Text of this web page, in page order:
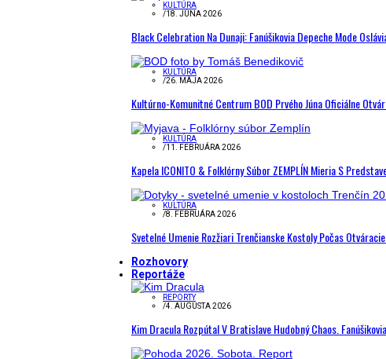
KULTÚRA
/18. JÚNA 2026
Black Celebration Na Dunaji: Fanúšikovia Depeche Mode
KULTÚRA
/26. MÁJA 2026
Kultúrno-Komunitné Centrum BOD Prvého Júna Oficiálne
KULTÚRA
/11. FEBRUÁRA 2026
Kapela ICONITO & Folklórny Súbor ZEMPLÍN Mieria S
KULTÚRA
/8. FEBRUÁRA 2026
Svetelné Umenie Rozžiari Trenčianske Kostoly Počas
Rozhovory
Reportáže
REPORTY
/4. AUGUSTA 2026
Kim Dracula Rozpútal V Bratislave Hudobný Chaos.